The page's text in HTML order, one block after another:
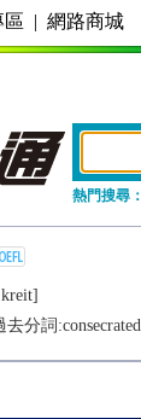
區 | 網路商城
熱門搜尋：
去分詞:consecrated